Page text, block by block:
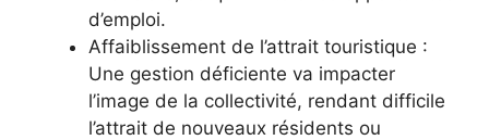
d’emploi.
Affaiblissement de l’attrait touristique :
Une gestion déficiente va impacter
l’image de la collectivité, rendant difficile
l’attrait de nouveaux résidents ou